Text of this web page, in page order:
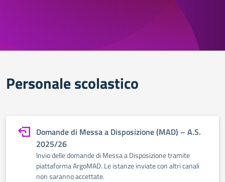
Personale scolastico
Domande di Messa a Disposizione (MAD) – A.S.
2025/26
Invio delle domande di Messa a Disposizione tramite
piattaforma ArgoMAD. Le istanze inviate con altri canali
non saranno accettate.